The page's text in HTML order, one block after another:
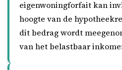
eigenwoningforfait kan
hoogte van de
dit bedrag wordt
van het belastbaar